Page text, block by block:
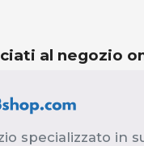
al negozio
specializzato in